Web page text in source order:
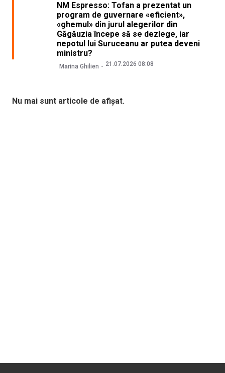
NM Espresso: Tofan a prezentat un
program de guvernare «eficient»,
«ghemul» din jurul alegerilor din
Găgăuzia începe să se dezlege, iar
nepotul lui Suruceanu ar putea deveni
ministru?
Marina Ghilien 21.07.2026 08:08
Nu mai sunt articole de afișat.